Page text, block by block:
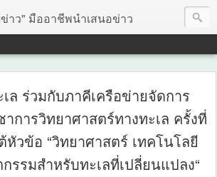
าว" มืออาชีพนำเสนอข่าว
ล ร่วมกับภาคีเครือข่ายจัดการ
การวิทยาศาสตร์ทางทะเล ครั้งที่
หัวข้อ “วิทยาศาสตร์ เทคโนโลยี
รรมสำหรับทะเลที่เปลี่ยนแปลง“